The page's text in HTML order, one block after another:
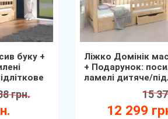
буку +
грн.
Ліжко Домінік
+ Подарунок:
ламелі дитяче/
12 299
15